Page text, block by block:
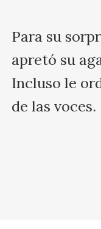
Para su
apretó su
Incluso le
de las